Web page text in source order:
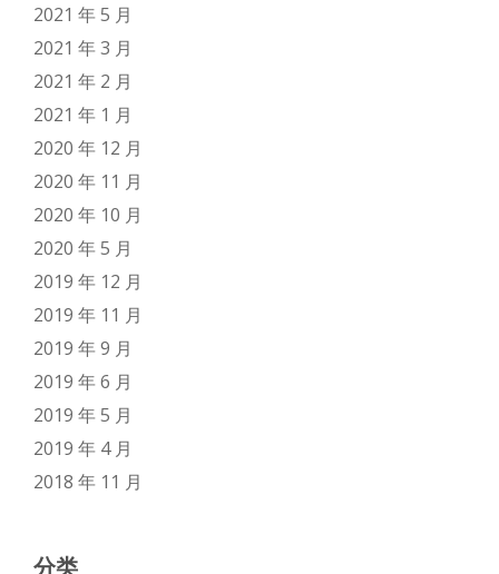
2021 年 5 月
2021 年 3 月
2021 年 2 月
2021 年 1 月
2020 年 12 月
2020 年 11 月
2020 年 10 月
2020 年 5 月
2019 年 12 月
2019 年 11 月
2019 年 9 月
2019 年 6 月
2019 年 5 月
2019 年 4 月
2018 年 11 月
分类